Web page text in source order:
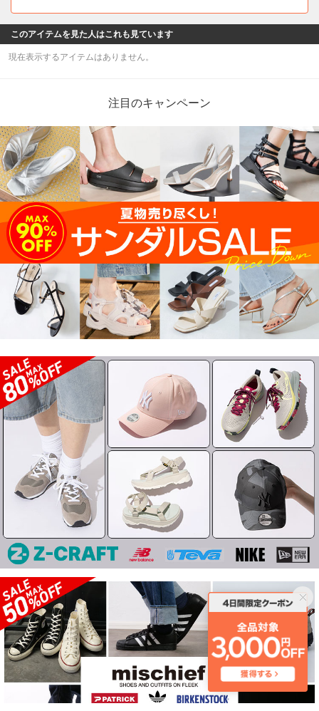
このアイテムを見た人はこれも見ています
現在表示するアイテムはありません。
注目のキャンペーン